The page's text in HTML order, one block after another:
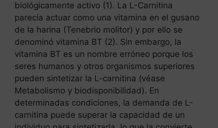
biológicamente activo (1). La L-Carnitina
parecía actuar como una vitamina en el gusano
de la harina (Tenebrio molitor) y por ello se
denominó vitamina BT (2). Sin embargo, la
vitamina BT es un nombre erróneo porque los
seres humanos y otros organismos superiores
pueden sintetizar la L-carnitina (véase
Metabolismo y biodisponibilidad). En
determinadas condiciones, la demanda de L-
carnitina puede superar la capacidad de un